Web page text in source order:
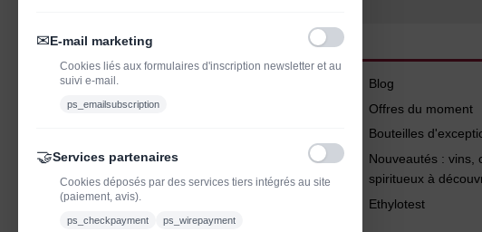
Blog
Offres du moment
Bouteilles
Nouveautés : vins,
spiritueux à
Ethylotest
✉E-mail marketing
Cookies liés aux formulaires d'inscription newsletter et au
suivi e-mail.
ps_emailsubscription
🤝Services partenaires
Cookies déposés par des services tiers intégrés au site
(paiement, avis).
ps_checkpayment ps_wirepayment